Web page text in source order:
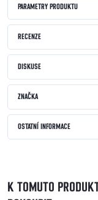
PARAMETRY PRODUKTU
RECENZE
DISKUSE
ZNAČKA
OSTATNÍ INFORMACE
K TOMUTO